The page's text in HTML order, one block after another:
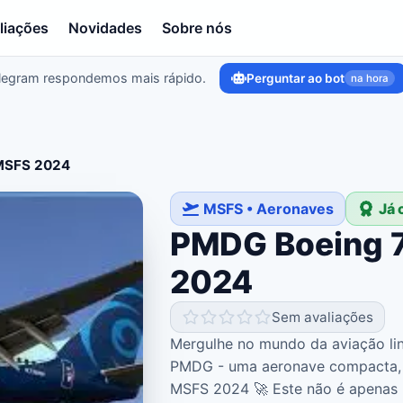
Novidades Sobre nós
respondemos mais rápido. Perguntar ao bot na hora
2024
MSFS • Aeronaves Já
PMDG Boeing
2024
Sem avaliações
Mergulhe no mundo da aviação
PMDG - uma aeronave
MSFS 2024 🚀 Este não é